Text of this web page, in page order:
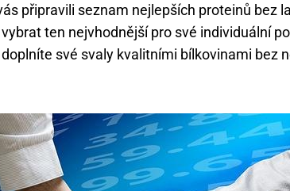
připravili seznam nejlepších proteinů bez
ten nejvhodnější pro své individuální
své svaly kvalitními bílkovinami bez